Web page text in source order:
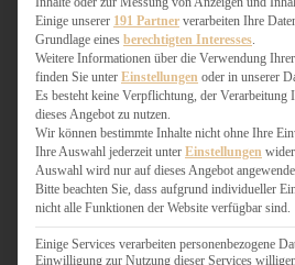
BURGER
FIX
GRILLEN
Einige unserer 191 Partner verarbeiten Ihre
Grundlage eines berechtigten Interesses
Weitere Informationen über die Verwendung
finden Sie unter Einstellungen oder in unserer
Es besteht keine Verpflichtung, der Verarbeitung
dieses Angebot zu nutzen.
Wir können bestimmte Inhalte nicht ohne Ihre
Ihre Auswahl jederzeit unter Einstellungen
Auswahl wird nur auf dieses Angebot
Bitte beachten Sie, dass aufgrund individueller
nicht alle Funktionen der Website verfügbar sind.
Einige Services verarbeiten personenbezogene
Einwilligung zur Nutzung dieser Services